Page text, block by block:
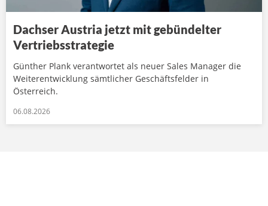
Dachser Austria jetzt mit gebündelter
Vertriebsstrategie
Günther Plank verantwortet als neuer Sales Manager die
Weiterentwicklung sämtlicher Geschäftsfelder in
Österreich.
06.08.2026